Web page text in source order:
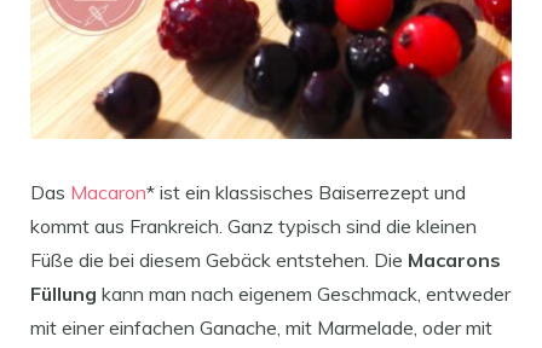
Das Macaron* ist ein klassisches Baiserrezept und
kommt aus Frankreich. Ganz typisch sind die kleinen
Füße die bei diesem Gebäck entstehen. Die Macarons
Füllung kann man nach eigenem Geschmack, entweder
mit einer einfachen Ganache, mit Marmelade, oder mit